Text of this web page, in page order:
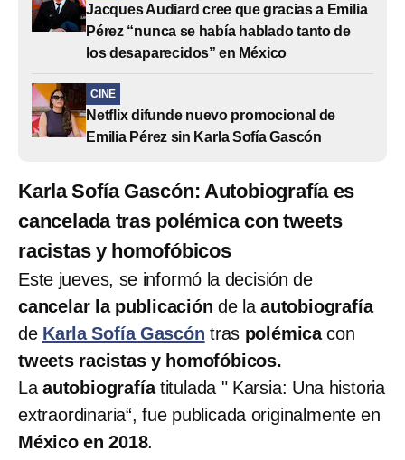
Jacques Audiard cree que gracias a Emilia
Pérez “nunca se había hablado tanto de
los desaparecidos” en México
CINE
Netflix difunde nuevo promocional de
Emilia Pérez sin Karla Sofía Gascón
Karla Sofía Gascón: Autobiografía es
cancelada tras polémica con tweets
racistas y homofóbicos
Este jueves, se informó la decisión de
cancelar la publicación de la autobiografía
de Karla Sofía Gascón tras polémicacon
tweets racistas y homofóbicos.
La autobiografíatitulada " Karsia: Una historia
extraordinaria“, fue publicada originalmente en
México en 2018.